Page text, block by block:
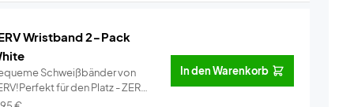
Wristband 2-Pack
Schweißbänder von
für den Platz - ZERV
In den Warenkorb